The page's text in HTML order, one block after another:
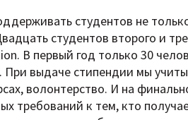
студентов не
студентов второго и
В первый год только 30
При выдаче стипендии мы
волонтерство. И на
требований к тем, кто